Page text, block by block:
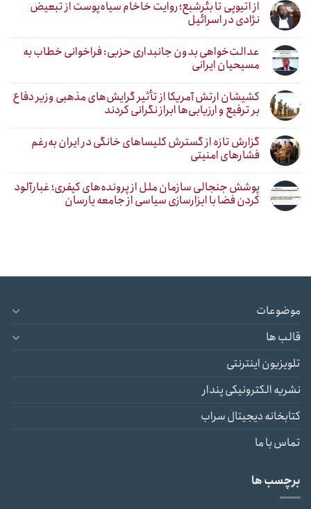
از اتیوپی تا بئرشبع؛ روایت خاخام سیاه‌پوست از تبعیض
نژادی در اسرائیل
عدالت‌خواهی بدون جانبداری حزبی: فراخوانی خطاب به
مسیحیان ایرانی
کشیشان ارتش آمریکا از تأثیر گرایش‌های مذهبی وزیر دفاع
بر ترفیع و ارزیابی‌ها ابراز نگرانی کردند
گزارش تازه از گسترش کلیساهای خانگی در ایران به‌رغم
فشارهای امنیتی
پوشش جنجالی سازمان ملل از پرونده‌های کیفری؛ غبارآلود
کردن فضا با ابزارسازی سیاسی از جامعه یارسان
موضوعات
قالب ها
تلویزیون اینترنتی
نشریه الکترونیکی پندار
کتابخانه دیجیتال سراب
تماس با ما
برچسب ها